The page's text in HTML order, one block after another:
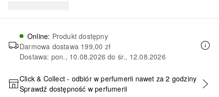
Online: Produkt dostępny
Darmowa dostawa 199,00 zł
Dostawa: pon., 10.08.2026 do śr., 12.08.2026
DODAJ DO KOSZYKA
Click & Collect - odbiór w perfumerii nawet za 2 godziny
Sprawdź dostępność w perfumerii